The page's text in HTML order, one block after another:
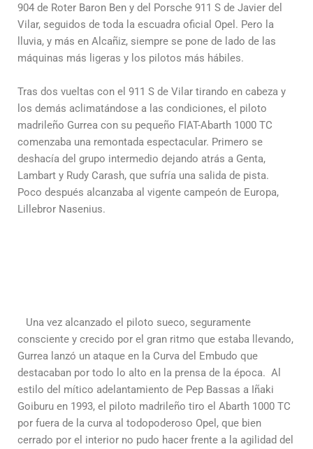
904 de Roter Baron Ben y del Porsche 911 S de Javier del
Vilar, seguidos de toda la escuadra oficial Opel. Pero la
lluvia, y más en Alcañiz, siempre se pone de lado de las
máquinas más ligeras y los pilotos más hábiles.
Tras dos vueltas con el 911 S de Vilar tirando en cabeza y
los demás aclimatándose a las condiciones, el piloto
madrileño Gurrea con su pequeño FIAT-Abarth 1000 TC
comenzaba una remontada espectacular. Primero se
deshacía del grupo intermedio dejando atrás a Genta,
Lambart y Rudy Carash, que sufría una salida de pista.
Poco después alcanzaba al vigente campeón de Europa,
Lillebror Nasenius.
Una vez alcanzado el piloto sueco, seguramente
consciente y crecido por el gran ritmo que estaba llevando,
Gurrea lanzó un ataque en la Curva del Embudo que
destacaban por todo lo alto en la prensa de la época. Al
estilo del mítico adelantamiento de Pep Bassas a Iñaki
Goiburu en 1993, el piloto madrileño tiro el Abarth 1000 TC
por fuera de la curva al todopoderoso Opel, que bien
cerrado por el interior no pudo hacer frente a la agilidad del